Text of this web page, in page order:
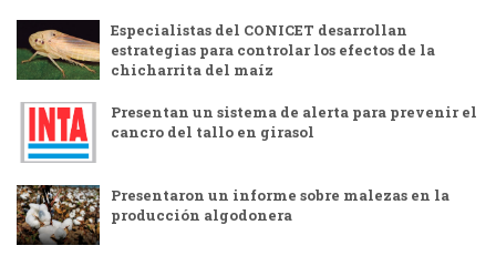
Especialistas del CONICET desarrollan
estrategias para controlar los efectos de la
chicharrita del maíz
Presentan un sistema de alerta para prevenir el
cancro del tallo en girasol
Presentaron un informe sobre malezas en la
producción algodonera